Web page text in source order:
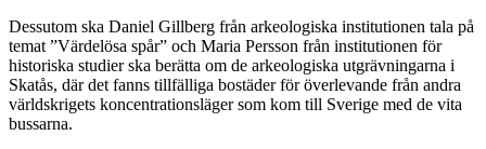
Dessutom ska Daniel Gillberg från arkeologiska institutionen tala på
temat ”Värdelösa spår” och Maria Persson från institutionen för
historiska studier ska berätta om de arkeologiska utgrävningarna i
Skatås, där det fanns tillfälliga bostäder för överlevande från andra
världskrigets koncentrationsläger som kom till Sverige med de vita
bussarna.